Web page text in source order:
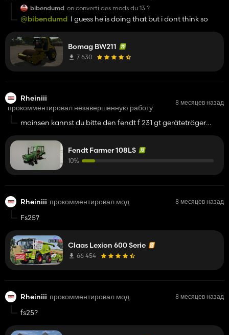
bibendumd on converti des mods du 13 ?
@bibendumd I guess he is doing that but i dont think so
Bomag BW211
7 630
Rheiniii
прокомментировал незавершенную работу
8 месяцев назад
moinsen kannst du bitte den fendt f 231 gt geräteträger
fehlen so für karotten und so anbaugeräte für geräteträger
Fendt Farmer 108LS
10%
Rheiniii прокомментировал мод 8 месяцев назад
Fs25?
Claas Lexion 600 Serie
66 454
Rheiniii прокомментировал мод 8 месяцев назад
fs25?